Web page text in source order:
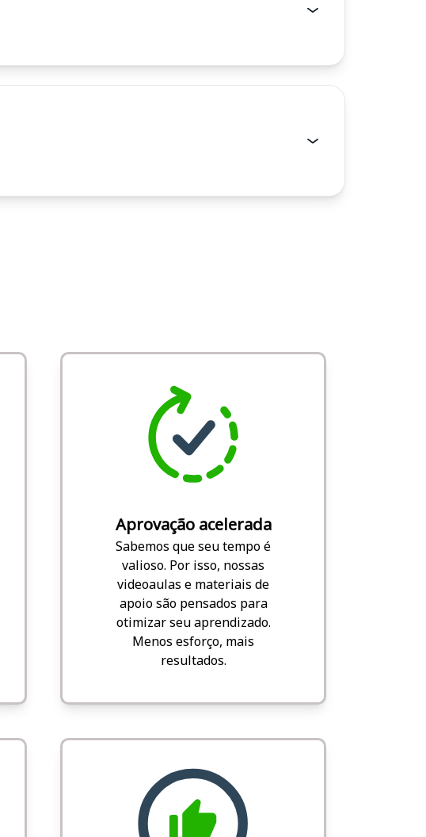
Aprovação acelerada
Sabemos que seu tempo é
valioso. Por isso, nossas
videoaulas e materiais de
apoio são pensados para
otimizar seu aprendizado.
Menos esforço, mais
resultados.